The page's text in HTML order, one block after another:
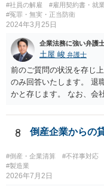
を伺う必要がありますが
で契約を締結していない
ブルが生じることは上記
いようでしたら、ご自身
契約書を作成することを
士にご相談されるのもお勧
#社員の解雇 #雇用契約書・就
#冤罪・無実・正当防衛
2024年3月25日
企業法務に強い弁護
土屋 峻 弁護士
前のご質問の状況を存じ
のみ回答いたします。 退
かと存じます。 なお、会
ったと体裁を整えるため
雇事由が認められそうな
8 倒産企業からの
#倒産・企業清算 #不祥事対応
#製造業
2026年7月2日